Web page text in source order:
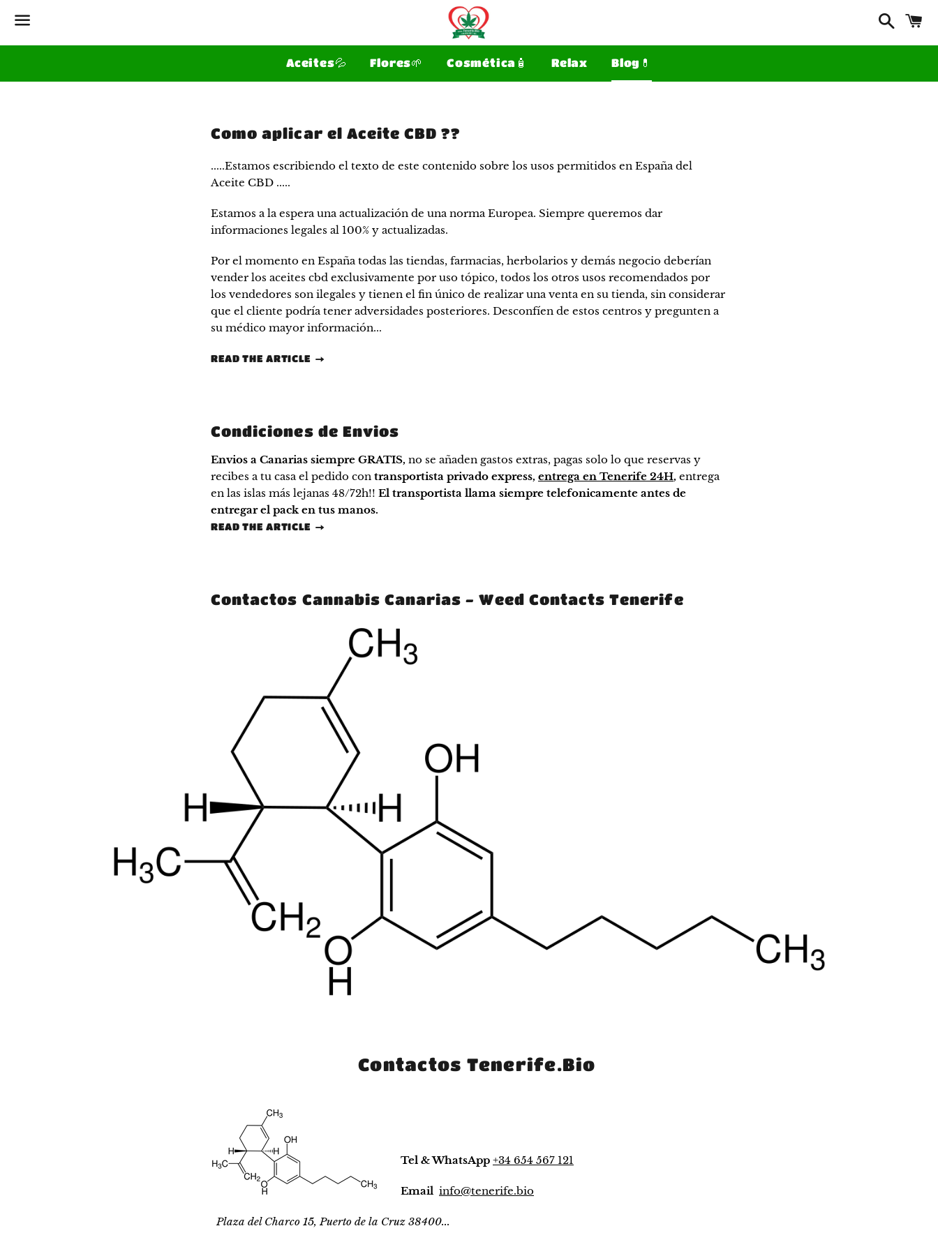
Menu
Aceites💦 Flores🌱 Cosmética🧴 Relax Blog💊
Tenerife.Bio
Blog
Como aplicar el Aceite CBD ??
.....Estamos escribiendo el texto de este contenido sobre los usos permitidos en España del
Aceite CBD .....
Estamos a la espera una actualización de una norma Europea. Siempre queremos dar
informaciones legales al 100% y actualizadas.
Por el momento en España todas las tiendas, farmacias, herbolarios y demás negocio deberían
vender los aceites cbd exclusivamente por uso tópico, todos los otros usos recomendados por
los vendedores son ilegales y tienen el fin único de realizar una venta en su tienda, sin considerar
que el cliente podría tener adversidades posteriores. Desconfíen de estos centros y pregunten a
su médico mayor información...
READ THE ARTICLE
Condiciones de Envios
Envios a Canarias siempre GRATIS, no se añaden gastos extras, pagas solo lo que reservas y
recibes a tu casa el pedido con transportista privado express, entrega en Tenerife 24H, entrega
en las islas más lejanas 48/72h!! El transportista llama siempre telefonicamente antes de
entregar el pack en tus manos.
READ THE ARTICLE
Contactos Cannabis Canarias - Weed Contacts Tenerife
Contactos Tenerife.Bio
Tel & WhatsApp +34 654 567 121
Email info@tenerife.bio
Plaza del Charco 15,Puerto de la Cruz 38400...